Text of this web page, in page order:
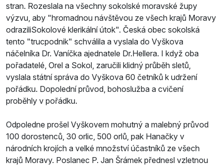
stran. Rozeslala na všechny sokolské moravské župy
výzvu, aby "hromadnou návštěvou ze všech krajů Moravy
odraziliSokolové klerikální útok". Česká obec sokolská
tento "trucpodnik" schválila a vyslala do Vyškova
náčelníka Dr. Vaníčka ajednatele Dr.Hellera. I když oba
pořadatelé, Orel a Sokol, zaručili klidný průběh sletů,
vyslala státní správa do Vyškova 60 četníků k udržení
pořádku. Dopolední průvod, bohoslužba a cvičení
proběhly v pořádku.
Odpoledne prošel Vyškovem mohutný a malebný průvod
100 dorostenců, 30 orlic, 500 orlů, pak Hanačky v
národních krojích a velké množství účastníků ze všech
krajů Moravy. Poslanec P. Jan Šrámek přednesl vzletnou